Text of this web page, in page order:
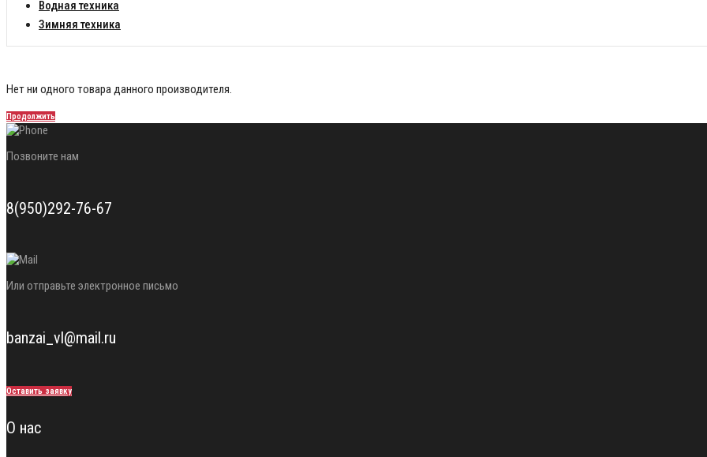
Водная техника
Зимняя техника
Нет ни одного товара данного производителя.
Продолжить
Позвоните нам
8(950)292-76-67
Или отправьте электронное письмо
banzai_vl@mail.ru
Оставить заявку
О нас